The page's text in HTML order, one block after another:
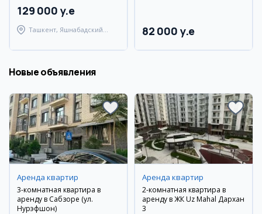
129 000 y.e
Ташкент, Яшнабадский
82 000 y.e
Новые объявления
Аренда квартир
3-комнатная квартира в
аренду в Сабзоре (ул.
Нурэфшон)
Аренда квартир
2-комнатная квартира в
аренду в ЖК Uz Mahal Дархан
3